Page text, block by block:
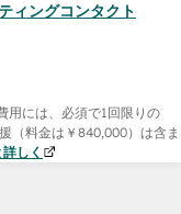
ィングコンタクト
用には、必須で1回限りの
（料金は ￥840,000）は含ま
しく